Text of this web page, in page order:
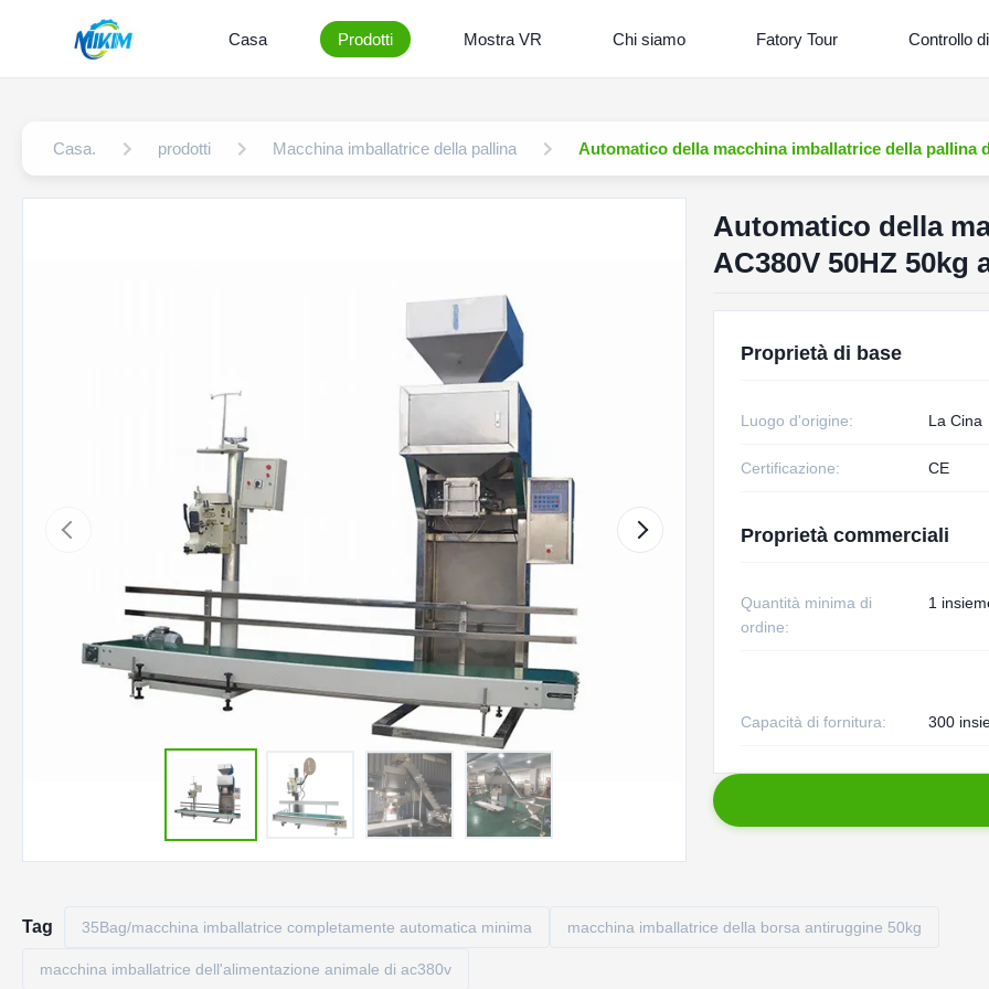
Casa Prodotti Mostra VR Chi siamo Fatory Tour Controllo
Casa. prodotti Macchina imballatrice della pallina Automatico della macchina imballatrice della pallina
Automatico della
AC380V 50HZ
Proprietà di base
Luogo d'origine: La Cina
Certificazione: CE
Proprietà commerciali
Quantità minima di
ordine:
1
Capacità di fornitura: 300
Tag 35Bag/macchina imballatrice completamente automatica minima macchina imballatrice della borsa antiruggine 50kg
macchina imballatrice dell'alimentazione animale di ac380v